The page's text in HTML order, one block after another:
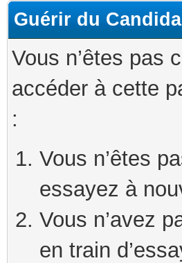
Guérir du
Vous n’êtes pas
accéder à cette
:
Vous n’êtes
essayez à
Vous n’avez
en train